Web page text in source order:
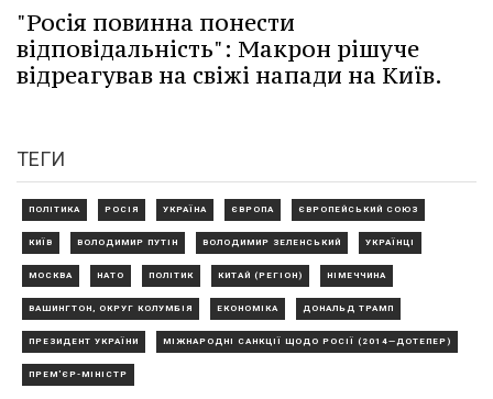
"Росія повинна понести
відповідальність": Макрон рішуче
відреагував на свіжі напади на Київ.
ТЕГИ
ПОЛІТИКА РОСІЯ УКРАЇНА ЄВРОПА ЄВРОПЕЙСЬКИЙ СОЮЗ
КИЇВ ВОЛОДИМИР ПУТІН ВОЛОДИМИР ЗЕЛЕНСЬКИЙ УКРАЇНЦІ
МОСКВА НАТО ПОЛІТИК КИТАЙ (РЕГІОН) НІМЕЧЧИНА
ВАШИНГТОН, ОКРУГ КОЛУМБІЯ ЕКОНОМІКА ДОНАЛЬД ТРАМП
ПРЕЗИДЕНТ УКРАЇНИ МІЖНАРОДНІ САНКЦІЇ ЩОДО РОСІЇ (2014—ДОТЕПЕР)
ПРЕМ'ЄР-МІНІСТР